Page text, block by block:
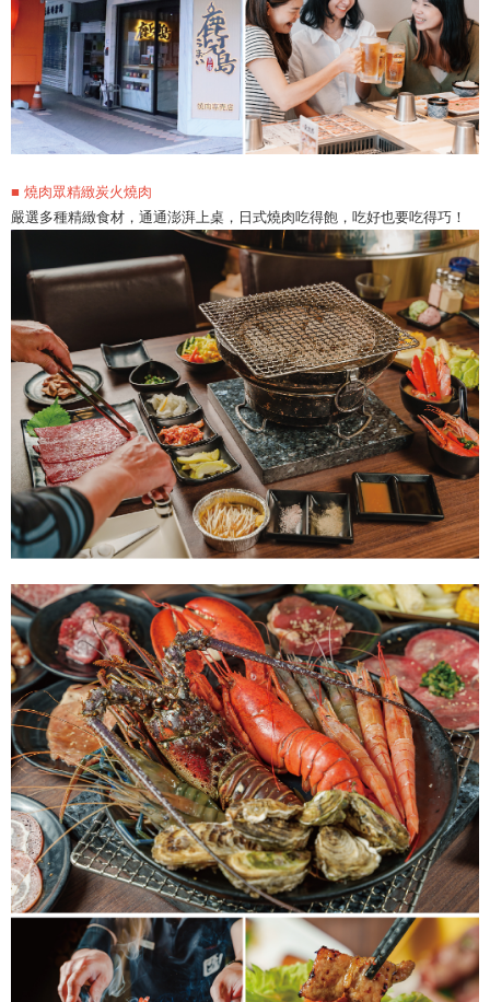
■ 燒肉眾精緻炭火燒肉
嚴選多種精緻食材，通通澎湃上桌，日式燒肉吃得飽，吃好也要吃得巧！